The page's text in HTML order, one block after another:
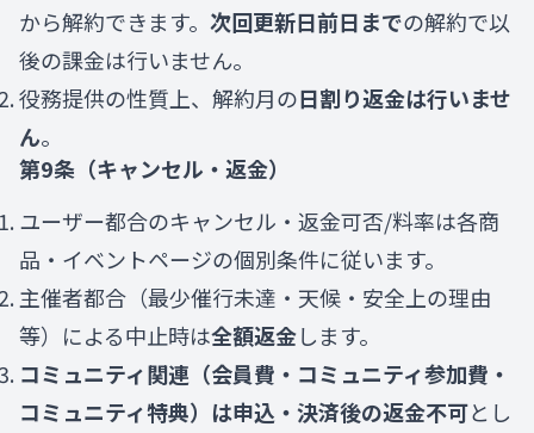
から解約できます。 次回更新日前日までの解約で以
後の課金は行いません。
役務提供の性質上、解約月の日割り返金は行いませ
ん。
第9条（キャンセル・返金）
ユーザー都合のキャンセル・返金可否/料率は各商
品・イベントページの個別条件に従います。
主催者都合（最少催行未達・天候・安全上の理由
等）による中止時は全額返金します。
コミュニティ関連（会員費・コミュニティ参加費・
コミュニティ特典）は申込・決済後の返金不可とし